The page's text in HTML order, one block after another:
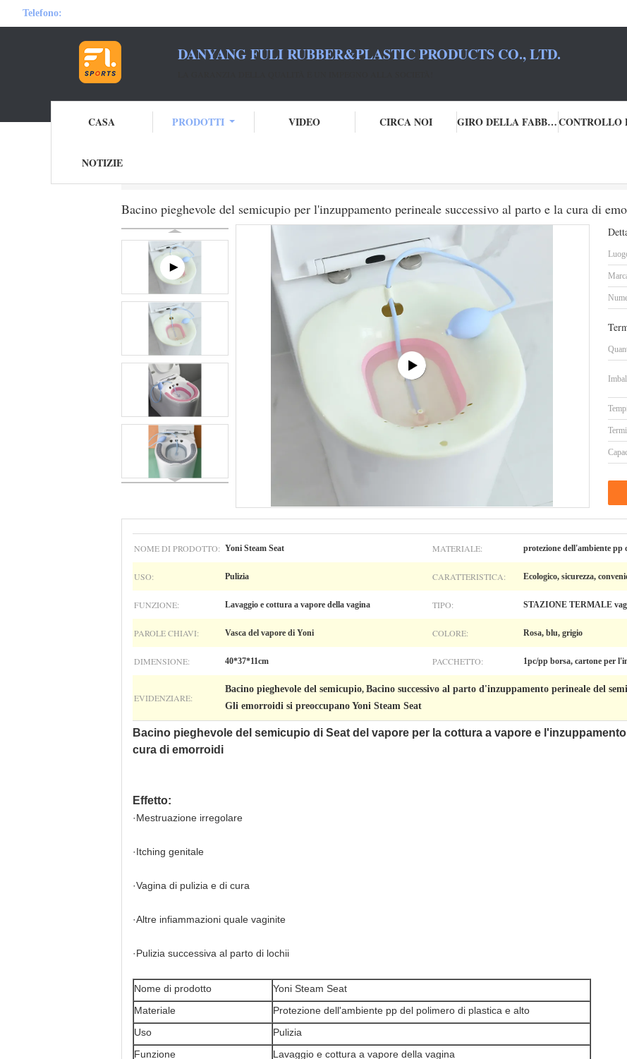
Telefono:
DANYANG FULI RUBBER&PLASTIC PRODUCTS CO., LTD.
CASA PRODOTTI VIDEO CIRCA NOI GIRO DELLA FABBRICA
NOTIZIE
Bacino pieghevole del semicupio per l'inzuppamento perineale successivo al parto e la cura di
NOME DI PRODOTTO: Yoni Steam Seat MATERIALE: protezione dell'ambiente pp
USO: Pulizia CARATTERISTICA: Ecologico, sicurezza,
FUNZIONE: Lavaggio e cottura a vapore della vagina TIPO: STAZIONE TERMALE
PAROLE CHIAVI: Vasca del vapore di Yoni COLORE: Rosa, blu, grigio
DIMENSIONE: 40*37*11cm PACCHETTO: 1pc/pp borsa, cartone per
EVIDENZIARE:
Bacino pieghevole del semicupio, Bacino successivo al parto d'inzuppamento perineale del
Gli emorroidi si preoccupano Yoni Steam Seat
Bacino pieghevole del semicupio di Seat del vapore per la cottura a vapore e
cura di emorroidi
Effetto:
·Mestruazione irregolare
·Itching genitale
·Vagina di pulizia e di cura
·Altre infiammazioni quale vaginite
·Pulizia successiva al parto di lochii
Nome di prodotto
Yoni Steam Seat
Materiale
Protezione dell'ambiente pp del polimero di plastica e alto
Uso
Pulizia
Funzione
Lavaggio e cottura a vapore della vagina